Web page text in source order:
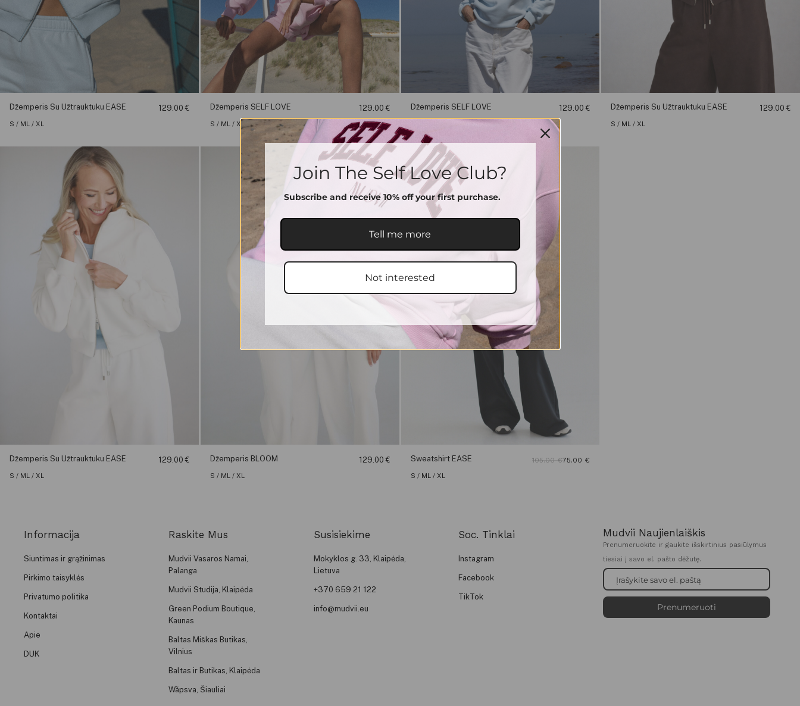
Džemperis Su Užtrauktuku EASE 129.00€
S / M L / XL
Džemperis SELF LOVE 129.00€
S / M L / XL
Džemperis SELF LOVE 129.00€ Džemperis Su Užtrauktuku EASE 129.00€
S / M L / XL
Džemperis Su Užtrauktuku EASE 129.00€
S / ML / XL
Džemperis BLOOM 129.00€
S / ML / XL
Sweatshirt EASE 105.00 €75.00 €
S / M L / XL
Informacija
Siuntimas ir grąžinimas​
Pirkimo taisyklės
Privatumo politika
Kontaktai
Apie
DUK
Raskite Mus
Mudvii Vasaros Namai,
Palanga
Mudvii Studija, Klaipėda
Green Podium Boutique,
Kaunas
Baltas Miškas Butikas,
Vilnius
Baltas ir Butikas, Klaipėda
Wãpsva, Šiauliai
Susisiekime
Mokyklos g. 33, Klaipėda,
Lietuva
+370 659 21 122
info@mudvii.eu
Soc. Tinklai
Instagram
Facebook
TikTok
Mudvii Naujienlaiškis
Prenumeruokite ir gaukite išskirtinius pasiūlymus
tiesiai į savo el. pašto dėžutę.
Prenumeruoti
Join The Self Love Club?
Subscribe and receive 10% off your first purchase.
Tell me more
Not interested